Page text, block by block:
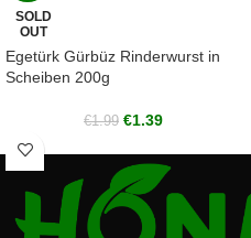
SOLD
OUT
Egetürk Gürbüz Rinderwurst in
Scheiben 200g
€1.99 €1.39